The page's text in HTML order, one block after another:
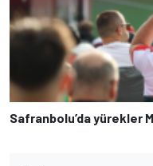
Safranbolu’da yürekler